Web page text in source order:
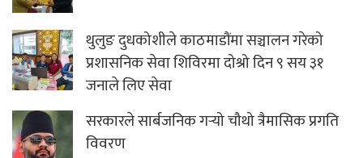
थुलुङ दुधकोशीले काठमाडौंमा सञ्चालन गरेको
प्रशासनिक सेवा शिविरमा दोश्रो दिन ९ सय ३१
जनाले लिए सेवा
सरकारले सार्बजनिक गर्‍यो चौथो त्रैमासिक प्रगति
विवरण